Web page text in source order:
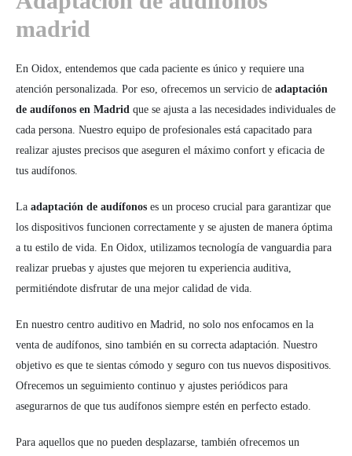
madrid
En Oidox, entendemos que cada paciente es único y requiere una
atención personalizada. Por eso, ofrecemos un servicio de adaptación
de audífonos en Madrid que se ajusta a las necesidades individuales de
cada persona. Nuestro equipo de profesionales está capacitado para
realizar ajustes precisos que aseguren el máximo confort y eficacia de
tus audífonos.
La adaptación de audífonos es un proceso crucial para garantizar que
los dispositivos funcionen correctamente y se ajusten de manera óptima
a tu estilo de vida. En Oidox, utilizamos tecnología de vanguardia para
realizar pruebas y ajustes que mejoren tu experiencia auditiva,
permitiéndote disfrutar de una mejor calidad de vida.
En nuestro centro auditivo en Madrid, no solo nos enfocamos en la
venta de audífonos, sino también en su correcta adaptación. Nuestro
objetivo es que te sientas cómodo y seguro con tus nuevos dispositivos.
Ofrecemos un seguimiento continuo y ajustes periódicos para
asegurarnos de que tus audífonos siempre estén en perfecto estado.
Para aquellos que no pueden desplazarse, también ofrecemos un